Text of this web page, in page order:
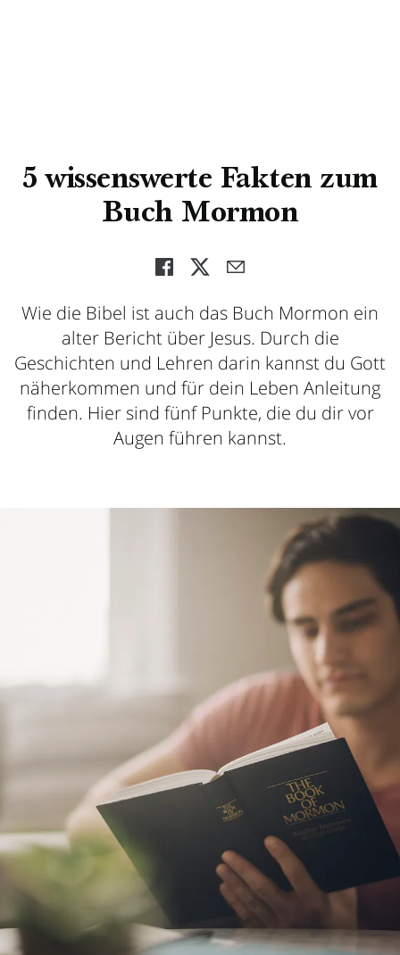
5 wissenswerte Fakten zum
Buch Mormon
Wie die Bibel ist auch das Buch Mormon ein
alter Bericht über Jesus. Durch die
Geschichten und Lehren darin kannst du Gott
näherkommen und für dein Leben Anleitung
finden. Hier sind fünf Punkte, die du dir vor
Augen führen kannst.